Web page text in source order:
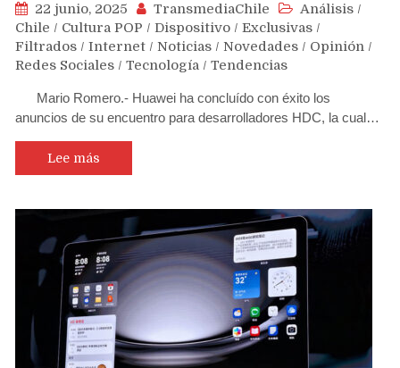
22 junio, 2025 TransmediaChile Análisis /
Chile / Cultura POP / Dispositivo / Exclusivas /
Filtrados / Internet / Noticias / Novedades / Opinión /
Redes Sociales / Tecnología / Tendencias
Mario Romero.- Huawei ha concluído con éxito los
anuncios de su encuentro para desarrolladores HDC, la cual…
Lee más